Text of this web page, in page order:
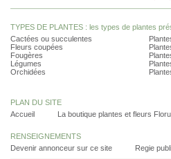
TYPES DE PLANTES : les types de plantes
Cactées ou succulentes
Fleurs coupées
Fougères
Légumes
Orchidées
PLAN DU SITE
Accueil
La boutique plantes et fleurs
RENSEIGNEMENTS
Devenir annonceur sur ce site
Regie